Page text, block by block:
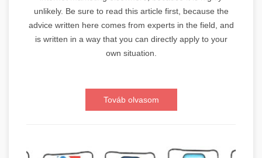
unlikely. Be sure to read this article first, because the
advice written here comes from experts in the field, and
is written in a way that you can directly apply to your
own situation.
Továb olvasom